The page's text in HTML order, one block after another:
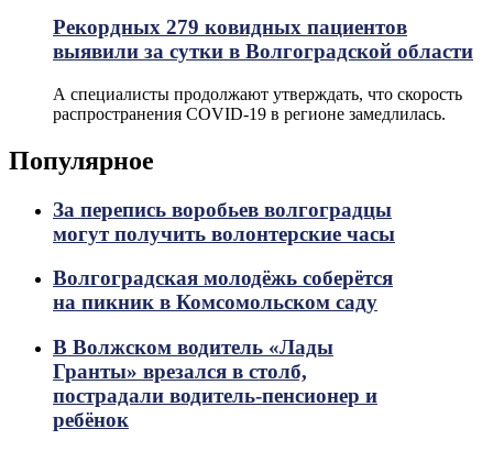
Рекордных 279 ковидных пациентов
выявили за сутки в Волгоградской области
А специалисты продолжают утверждать, что скорость
распространения COVID-19 в регионе замедлилась.
Популярное
За перепись воробьев волгоградцы
могут получить волонтерские часы
Волгоградская молодёжь соберётся
на пикник в Комсомольском саду
В Волжском водитель «Лады
Гранты» врезался в столб,
пострадали водитель-пенсионер и
ребёнок